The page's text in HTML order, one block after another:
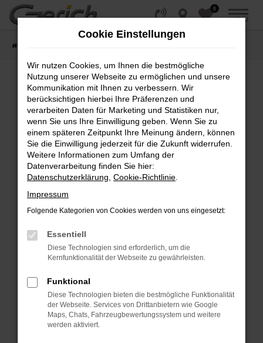
Zum
0
MENÜ
Fehler: Network Error
Beim Laden ist ein Fehler aufgetreten.
Hier sind ein paar Tipps, die dir helfen können:
Überprüfe deine Firewall und deine
Internetverbindung.
Laden andere Webseiten, zum Beispiel deine
Suchmaschine?
Prüfe deine Browsererweiterungen.
können das Laden bestimmter Seiten
verhindern. Funktioniert die Seite in einem
Fenster?
Starte dein Gerät neu.
Das kann manchmal helfen, vorübergehende
Probleme zu beheben.
Cookie Einstellungen
Wir nutzen Cookies, um Ihnen die bestmögliche
Nutzung unserer Webseite zu ermöglichen und unsere
Kommunikation mit Ihnen zu verbessern. Wir
berücksichtigen hierbei Ihre Präferenzen und
verarbeiten Daten für Marketing und Statistiken nur,
wenn Sie uns Ihre Einwilligung geben. Wenn Sie zu
einem späteren Zeitpunkt Ihre Meinung ändern, können
Sie die Einwilligung jederzeit für die Zukunft widerrufen.
Weitere Informationen zum Umfang der
Datenverarbeitung finden Sie hier:
Datenschutzerklärung Cookie-Richtlinie
Impressum
Folgende Kategorien von Cookies werden von uns eingesetzt:
Essentiell
Diese Technologien sind erforderlich, um die
Kernfunktionalität der Webseite zu gewährleisten.
Funktional
Diese Technologien bieten die bestmögliche Funktionalität
der Webseite. Services von Drittanbietern wie Google
Maps, Chats, Fahrzeugbewertungssystem und weitere
werden aktiviert.